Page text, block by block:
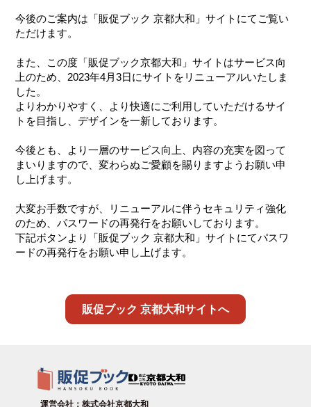
今後のご案内は「販促ブック 京都大和」サイトにてご覧い
ただけます。
また、この度「販促ブック京都大和」サイトはサービス向
上のため、2023年4月3日にサイトをリニューアルいたしま
した。
よりわかりやすく、より快適にご利用していただけるサイ
トを目指し、デザインを一新しております。
今後とも、より一層のサービス向上、内容の充実を図って
まいりますので、変わらぬご愛顧を賜りますようお願い申
し上げます。
大変お手数ですが、リニューアルに伴うセキュリティ強化
のため、パスワードの再発行をお願いしております。
下記ボタンより「販促ブック 京都大和」サイトにてパスワ
ードの再発行をお願い申し上げます。
販促ブック 京都大和サイトへ
運営会社：株式会社京都大和